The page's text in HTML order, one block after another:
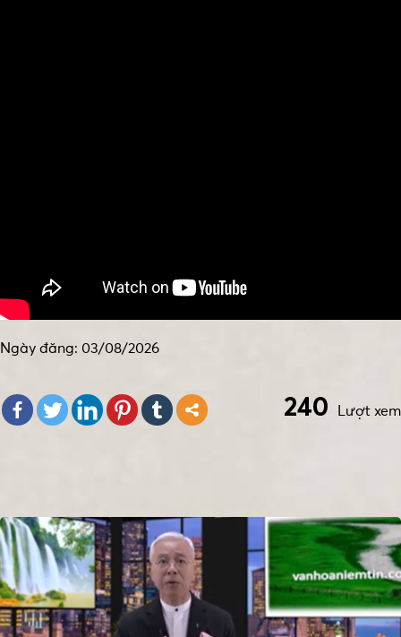
Ngày đăng: 03/08/2026
Lượt xem
240